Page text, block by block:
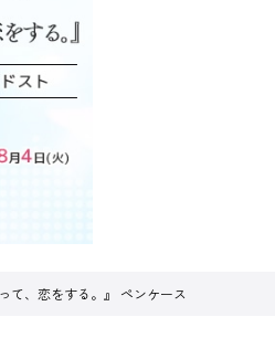
て、恋をする。』 ペンケース